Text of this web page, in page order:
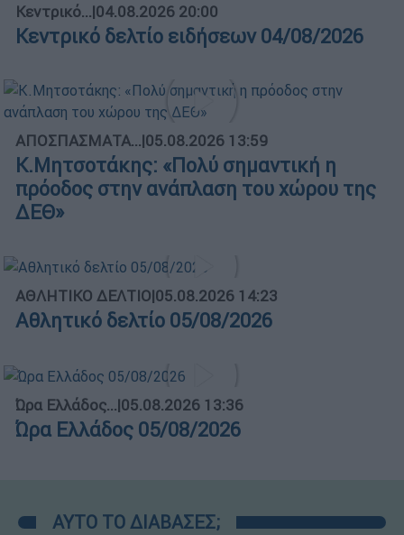
Κεντρικό...|04.08.2026 20:00
Κεντρικό δελτίο ειδήσεων 04/08/2026
ΑΠΟΣΠΑΣΜΑΤΑ...|05.08.2026 13:59
Κ.Μητσοτάκης: «Πολύ σημαντική η
πρόοδος στην ανάπλαση του χώρου της
ΔΕΘ»
ΑΘΛΗΤΙΚΟ ΔΕΛΤΙΟ|05.08.2026 14:23
Αθλητικό δελτίο 05/08/2026
Ώρα Ελλάδος...|05.08.2026 13:36
Ώρα Ελλάδος 05/08/2026
ΑΥΤΟ ΤΟ ΔΙΑΒΑΣΕΣ;